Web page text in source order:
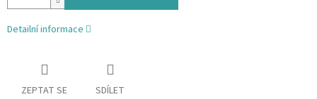
Detailní informace
ZEPTAT SE SDÍLET